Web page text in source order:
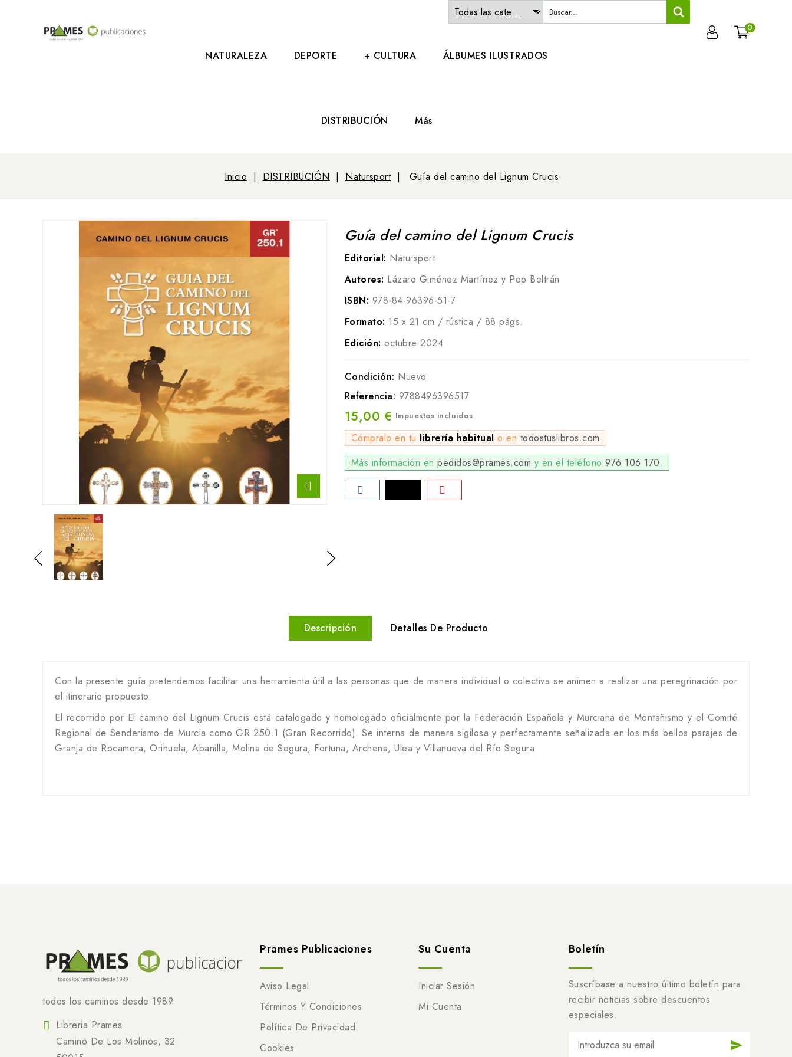
0
NATURALEZA DEPORTE + CULTURA ÁLBUMES ILUSTRADOS
DISTRIBUCIÓN Más
Inicio DISTRIBUCIÓN Natursport Guía del camino del Lignum Crucis
Guía del camino del Lignum Crucis
Editorial: Natursport
Autores: Lázaro Giménez Martínez y Pep Beltrán
ISBN: 978-84-96396-51-7
Formato: 15 x 21 cm / rústica / 88 págs.
Edición: octubre 2024
Condición: Nuevo
Referencia: 9788496396517
15,00 € Impuestos incluidos
Cómpralo en tu librería habitual o en todostuslibros.com
Más información en pedidos@prames.com y en el teléfono 976 106 170.
Descripción Detalles De Producto
Con la presente guía pretendemos facilitar una herramienta útil a las personas que de manera individual o colectiva se animen a realizar una peregrinación por
el itinerario propuesto.
El recorrido por El camino del Lignum Crucis está catalogado y homologado oficialmente por la Federación Española y Murciana de Montañismo y el Comité
Regional de Senderismo de Murcia como GR 250.1 (Gran Recorrido). Se interna de manera sigilosa y perfectamente señalizada en los más bellos parajes de
Granja de Rocamora, Orihuela, Abanilla, Molina de Segura, Fortuna, Archena, Ulea y Villanueva del Río Segura.
todos los caminos desde 1989
Libreria Prames
Camino De Los Molinos, 32
Prames Publicaciones
Aviso Legal
Términos Y Condiciones
Política De Privacidad
Cookies
Su Cuenta
Iniciar Sesión
Mi Cuenta
Boletín
Suscríbase a nuestro último boletín para
recibir noticias sobre descuentos
especiales.